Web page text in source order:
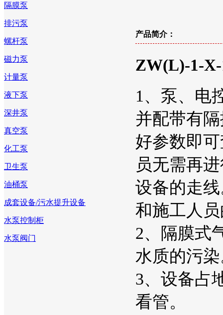
隔膜泵
排污泵
螺杆泵
磁力泵
计量泵
液下泵
深井泵
真空泵
化工泵
卫生泵
油桶泵
成套设备/污水提升设备
水泵控制柜
水泵阀门
产品简介：
ZW(L)-1-
1、泵、电
并配带有
好参数即
员无需再
设备的走
和施工人
2、隔膜式
水质的污
3、设备占
看管。